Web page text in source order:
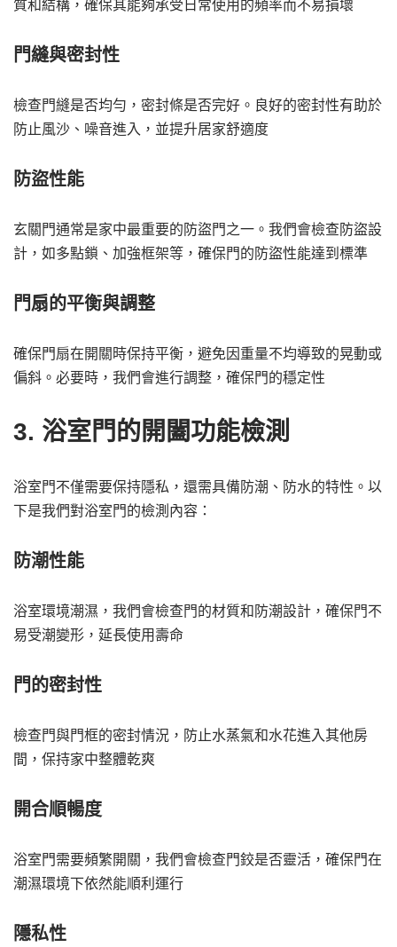
質和結構，確保其能夠承受日常使用的頻率而不易損壞
門縫與密封性
檢查門縫是否均勻，密封條是否完好。良好的密封性有助於
防止風沙、噪音進入，並提升居家舒適度
防盜性能
玄關門通常是家中最重要的防盜門之一。我們會檢查防盜設
計，如多點鎖、加強框架等，確保門的防盜性能達到標準
門扇的平衡與調整
確保門扇在開關時保持平衡，避免因重量不均導致的晃動或
偏斜。必要時，我們會進行調整，確保門的穩定性
3. 浴室門的開闔功能檢測
浴室門不僅需要保持隱私，還需具備防潮、防水的特性。以
下是我們對浴室門的檢測內容：
防潮性能
浴室環境潮濕，我們會檢查門的材質和防潮設計，確保門不
易受潮變形，延長使用壽命
門的密封性
檢查門與門框的密封情況，防止水蒸氣和水花進入其他房
間，保持家中整體乾爽
開合順暢度
浴室門需要頻繁開關，我們會檢查門鉸是否靈活，確保門在
潮濕環境下依然能順利運行
隱私性